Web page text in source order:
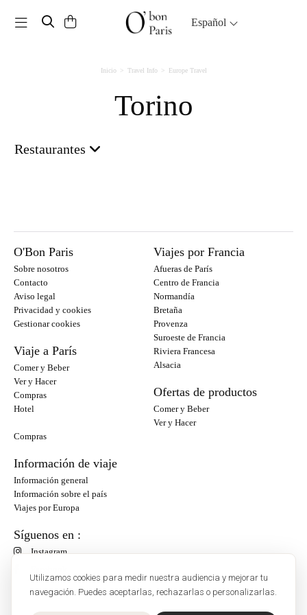
Utilizamos cookies para medir nuestra audiencia y mejorar tu
navegación. Puedes aceptarlas, rechazarlas o personalizarlas.
Toggle navigation Español
Inicio Travel Info Europe Travel
Torino
Restaurantes
O'Bon Paris
Sobre nosotros
Contacto
Aviso legal
Privacidad y cookies
Gestionar cookies
Viaje a París
Comer y Beber
Ver y Hacer
Compras
Hotel
Viajes por Francia
Afueras de París
Centro de Francia
Normandía
Bretaña
Provenza
Suroeste de Francia
Riviera Francesa
Alsacia
Ofertas de productos
Comer y Beber
Ver y Hacer
Compras
Información de viaje
Información general
Información sobre el país
Viajes por Europa
Síguenos en :
Instagram